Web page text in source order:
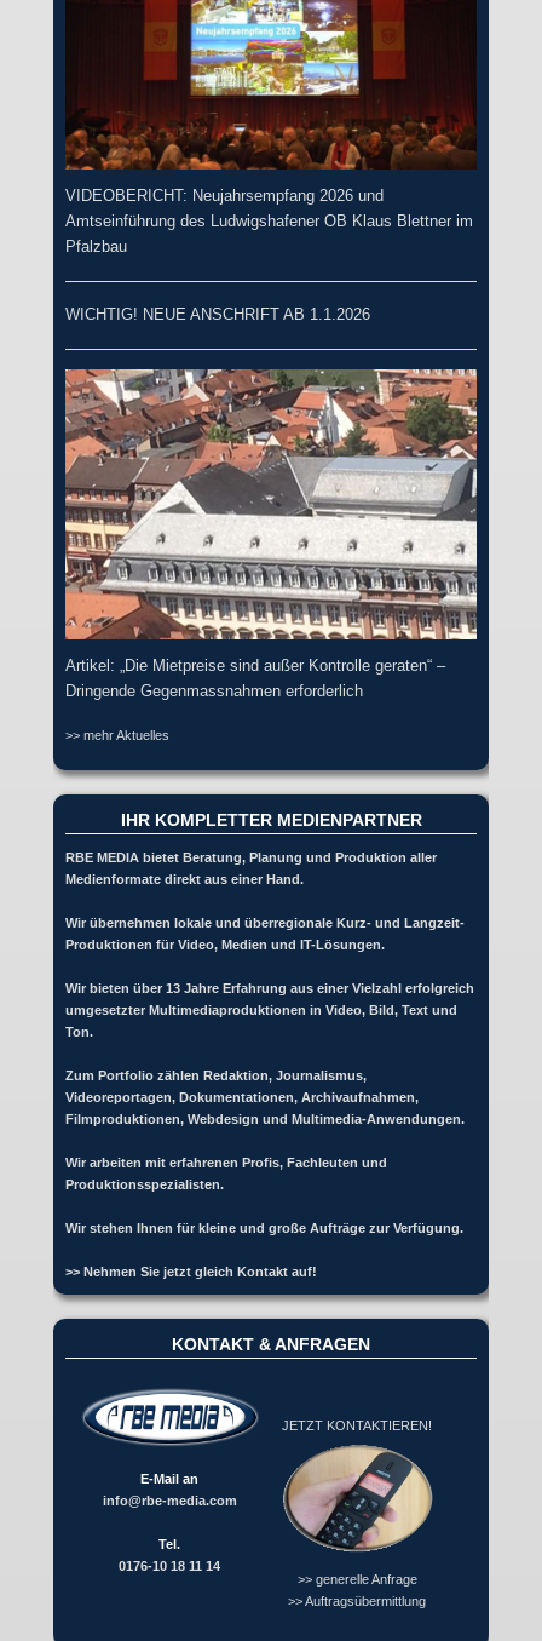
VIDEOBERICHT: Neujahrsempfang 2026 und
Amtseinführung des Ludwigshafener OB Klaus Blettner im
Pfalzbau
WICHTIG! NEUE ANSCHRIFT AB 1.1.2026
Artikel: „Die Mietpreise sind außer Kontrolle geraten“ –
Dringende Gegenmassnahmen erforderlich
>> mehr Aktuelles
IHR KOMPLETTER MEDIENPARTNER
RBE MEDIA bietet Beratung, Planung und Produktion aller
Medienformate direkt aus einer Hand.
Wir übernehmen lokale und überregionale Kurz- und Langzeit-
Produktionen für Video, Medien und IT-Lösungen.
Wir bieten über 13 Jahre Erfahrung aus einer Vielzahl erfolgreich
umgesetzter Multimediaproduktionen in Video, Bild, Text und
Ton.
Zum Portfolio zählen Redaktion, Journalismus,
Videoreportagen, Dokumentationen, Archivaufnahmen,
Filmproduktionen, Webdesign und Multimedia-Anwendungen.
Wir arbeiten mit erfahrenen Profis, Fachleuten und
Produktionsspezialisten.
Wir stehen Ihnen für kleine und große Aufträge zur Verfügung.
>> Nehmen Sie jetzt gleich Kontakt auf!
KONTAKT & ANFRAGEN
E-Mail an
info@rbe-media.com
Tel.
0176-10 18 11 14
JETZT KONTAKTIEREN!
>> generelle Anfrage
>> Auftragsübermittlung